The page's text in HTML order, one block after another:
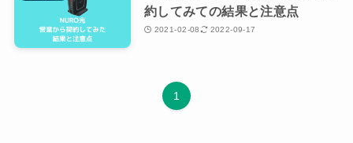
約してみての結果と注意点
2021-02-08 2022-09-17
1